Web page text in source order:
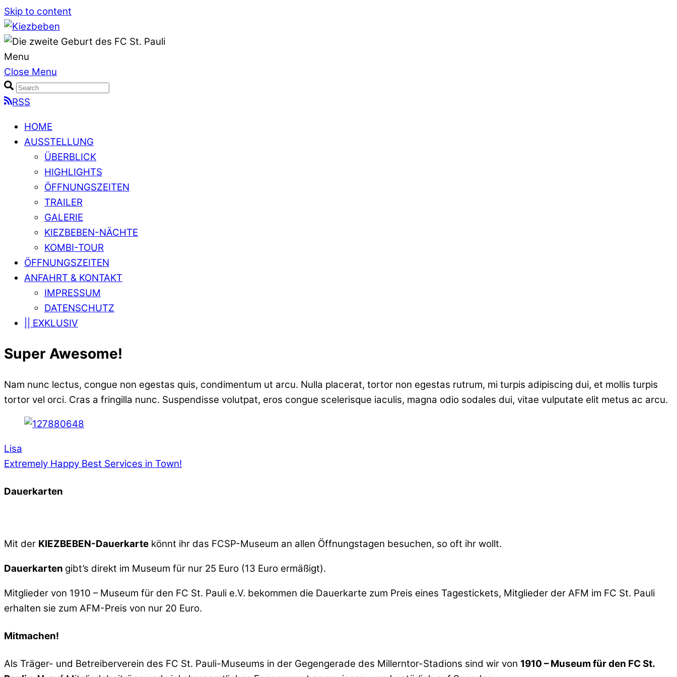
Skip to content
Menu
Close Menu
RSS
HOME
AUSSTELLUNG
ÜBERBLICK
HIGHLIGHTS
ÖFFNUNGSZEITEN
TRAILER
GALERIE
KIEZBEBEN-NÄCHTE
KOMBI-TOUR
ÖFFNUNGSZEITEN
ANFAHRT & KONTAKT
IMPRESSUM
DATENSCHUTZ
|| EXKLUSIV
Super Awesome!
Nam nunc lectus, congue non egestas quis, condimentum ut arcu. Nulla placerat, tortor non egestas rutrum, mi turpis adipiscing dui, et mollis turpis
tortor vel orci. Cras a fringilla nunc. Suspendisse volutpat, eros congue scelerisque iaculis, magna odio sodales dui, vitae vulputate elit metus ac arcu.
Lisa
Extremely Happy Best Services in Town!
Dauerkarten
Mit der KIEZBEBEN-Dauerkarte könnt ihr das FCSP-Museum an allen Öffnungstagen besuchen, so oft ihr wollt.
Dauerkarten gibt’s direkt im Museum für nur 25 Euro (13 Euro ermäßigt).
Mitglieder von 1910 – Museum für den FC St. Pauli e.V. bekommen die Dauerkarte zum Preis eines Tagestickets, Mitglieder der AFM im FC St. Pauli
erhalten sie zum AFM-Preis von nur 20 Euro.
Mitmachen!
Als Träger- und Betreiberverein des FC St. Pauli-Museums in der Gegengerade des Millerntor-Stadions sind wir von 1910 – Museum für den FC St.